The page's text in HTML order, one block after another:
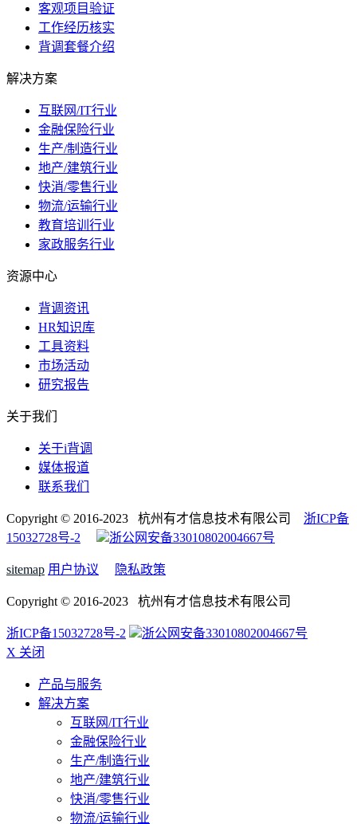
客观项目验证
工作经历核实
背调套餐介绍
解决方案
互联网/IT行业
金融保险行业
生产/制造行业
地产/建筑行业
快消/零售行业
物流/运输行业
教育培训行业
家政服务行业
资源中心
背调资讯
HR知识库
工具资料
市场活动
研究报告
关于我们
关于i背调
媒体报道
联系我们
Copyright © 2016-2023 杭州有才信息技术有限公司 浙ICP备
15032728号-2
浙公网安备33010802004667号
sitemap 用户协议 隐私政策
Copyright © 2016-2023 杭州有才信息技术有限公司
浙ICP备15032728号-2
浙公网安备33010802004667号
X 关闭
产品与服务
解决方案
互联网/IT行业
金融保险行业
生产/制造行业
地产/建筑行业
快消/零售行业
物流/运输行业